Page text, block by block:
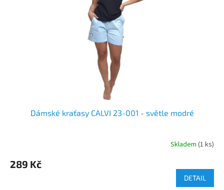
Dámské kraťasy CALVI 23-001 - světle modré
Skladem (1 ks)
289 Kč
DETAIL